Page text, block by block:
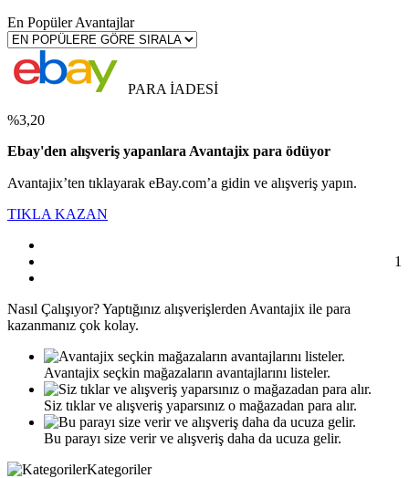
En Popüler Avantajlar
PARA İADESİ
%3,20
Ebay'den alışveriş yapanlara Avantajix para ödüyor
Avantajix’ten tıklayarak eBay.com’a gidin ve alışveriş yapın.
TIKLA KAZAN
1
Nasıl Çalışıyor?Yaptığınız alışverişlerden Avantajix ile para
kazanmanız çok kolay.
Avantajix seçkin mağazaların avantajlarını listeler.
Siz tıklar ve alışveriş yaparsınız o mağazadan para alır.
Bu parayı size verir ve alışveriş daha da ucuza gelir.
Kategoriler